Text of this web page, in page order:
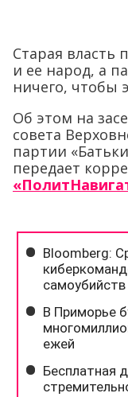
Старая власть
и ее народ, а
ничего, чтобы
Об этом на
совета
партии
передает